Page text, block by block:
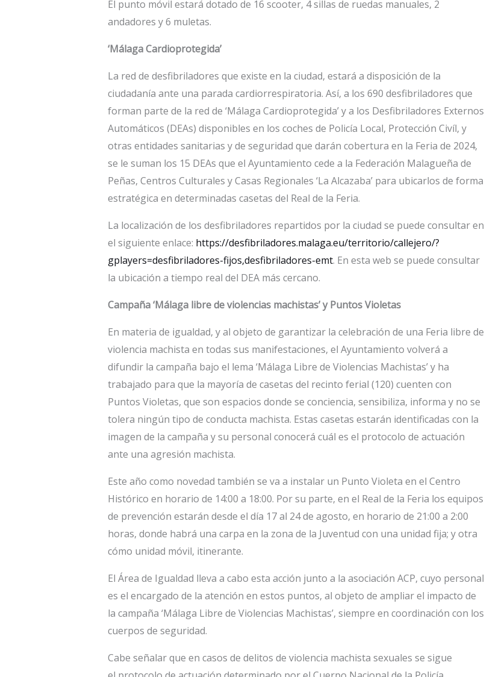
El punto móvil estará dotado de 16 scooter, 4 sillas de ruedas manuales, 2
andadores y 6 muletas.
‘Málaga Cardioprotegida’
La red de desfibriladores que existe en la ciudad, estará a disposición de la
ciudadanía ante una parada cardiorrespiratoria. Así, a los 690 desfibriladores que
forman parte de la red de ‘Málaga Cardioprotegida’ y a los Desfibriladores Externos
Automáticos (DEAs) disponibles en los coches de Policía Local, Protección Civíl, y
otras entidades sanitarias y de seguridad que darán cobertura en la Feria de 2024,
se le suman los 15 DEAs que el Ayuntamiento cede a la Federación Malagueña de
Peñas, Centros Culturales y Casas Regionales ‘La Alcazaba’ para ubicarlos de forma
estratégica en determinadas casetas del Real de la Feria.
La localización de los desfibriladores repartidos por la ciudad se puede consultar en
el siguiente enlace: https://desfibriladores.malaga.eu/territorio/callejero/?
gplayers=desfibriladores-fijos,desfibriladores-emt. En esta web se puede consultar
la ubicación a tiempo real del DEA más cercano.
Campaña ‘Málaga libre de violencias machistas’ y Puntos Violetas
En materia de igualdad, y al objeto de garantizar la celebración de una Feria libre de
violencia machista en todas sus manifestaciones, el Ayuntamiento volverá a
difundir la campaña bajo el lema ‘Málaga Libre de Violencias Machistas’ y ha
trabajado para que la mayoría de casetas del recinto ferial (120) cuenten con
Puntos Violetas, que son espacios donde se conciencia, sensibiliza, informa y no se
tolera ningún tipo de conducta machista. Estas casetas estarán identificadas con la
imagen de la campaña y su personal conocerá cuál es el protocolo de actuación
ante una agresión machista.
Este año como novedad también se va a instalar un Punto Violeta en el Centro
Histórico en horario de 14:00 a 18:00. Por su parte, en el Real de la Feria los equipos
de prevención estarán desde el día 17 al 24 de agosto, en horario de 21:00 a 2:00
horas, donde habrá una carpa en la zona de la Juventud con una unidad fija; y otra
cómo unidad móvil, itinerante.
El Área de Igualdad lleva a cabo esta acción junto a la asociación ACP, cuyo personal
es el encargado de la atención en estos puntos, al objeto de ampliar el impacto de
la campaña ‘Málaga Libre de Violencias Machistas’, siempre en coordinación con los
cuerpos de seguridad.
Cabe señalar que en casos de delitos de violencia machista sexuales se sigue